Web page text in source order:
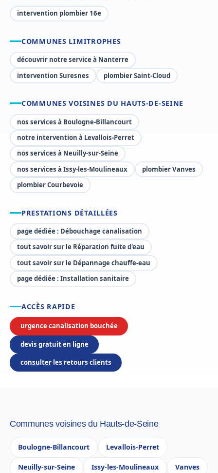
intervention plombier 16e
COMMUNES LIMITROPHES
découvrir notre service à Nanterre
intervention Suresnes
plombier Saint-Cloud
COMMUNES VOISINES DU HAUTS-DE-SEINE
nos services à Boulogne-Billancourt
notre intervention à Levallois-Perret
nos services à Neuilly-sur-Seine
nos services à Issy-les-Moulineaux
plombier Vanves
plombier Courbevoie
PRESTATIONS DÉTAILLÉES
page dédiée : Débouchage canalisation
tout savoir sur le Réparation fuite d'eau
tout savoir sur le Dépannage chauffe-eau
page dédiée : Installation sanitaire
ACCÈS RAPIDE
urgence canalisation bouchée
devis gratuit en ligne
consulter les retours clients
Communes voisines du Hauts-de-Seine
Boulogne-Billancourt Levallois-Perret
Neuilly-sur-Seine Issy-les-Moulineaux Vanves